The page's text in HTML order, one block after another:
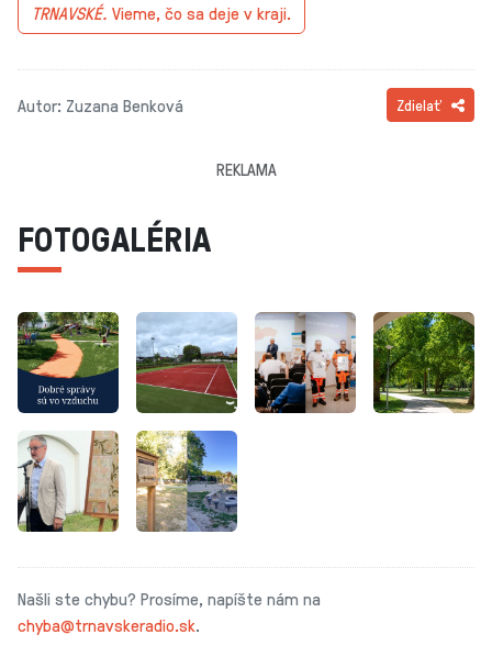
TRNAVSKÉ. Vieme, čo sa deje v kraji.
Autor: Zuzana Benková Zdielať
REKLAMA
FOTOGALÉRIA
Našli ste chybu? Prosíme, napíšte nám na
chyba@trnavskeradio.sk.